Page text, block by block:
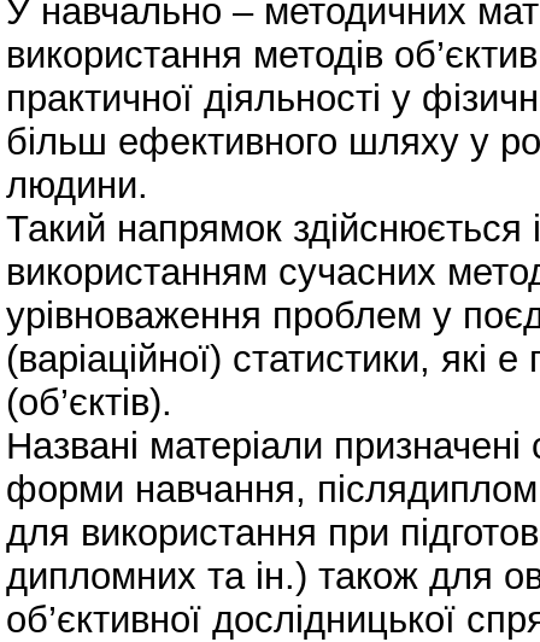
У навчально – методичних
використання методів
практичної діяльності у
більш ефективного шляху у
людини.
Такий напрямок здійснюється
використанням сучасних
урівноваження проблем у
(варіаційної) статистики,
(об’єктів).
Названі матеріали
форми навчання,
для використання при
дипломних та ін.) також для
об’єктивної дослідницької